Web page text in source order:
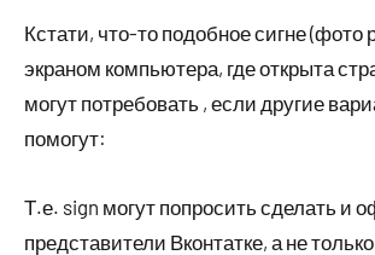
Кстати, что-то подобное сигне (фото
экраном компьютера, где открыта
могут потребовать , если другие
помогут:
Т.е. sign могут попросить сделать и
представители Вконтатке, а не только